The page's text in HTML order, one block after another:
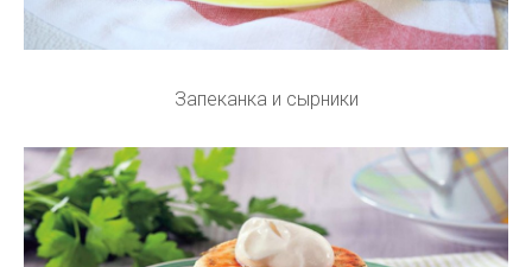
Запеканка и сырники